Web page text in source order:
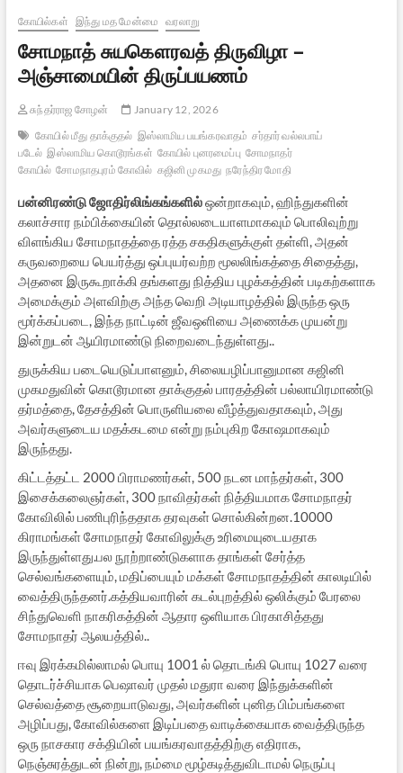
கோயில்கள் இந்து மத மேன்மை வரலாறு
சோமநாத் சுயகௌரவத் திருவிழா –
அஞ்சாமையின் திருப்பயணம்
சுந்தர்ராஜ சோழன்
January 12, 2026
கோயில் மீது தாக்குதல் இஸ்லாமிய பயங்கரவாதம் சர்தார் வல்லபாய்
படேல் இஸ்லாமிய கொடூரங்கள் கோயில் புனரமைப்பு சோமநாதர்
கோயில் சோமநாதபுரம் கோவில் கஜினி முகமது நரேந்திர மோதி
பன்னிரண்டு ஜோதிர்லிங்கங்களில்ஒன்றாகவும், ஹிந்துகளின்
கலாச்சார நம்பிக்கையின் தொல்லடையாளமாகவும் பொலிவுற்று
விளங்கிய சோமநாதத்தை ரத்த சகதிகளுக்குள் தள்ளி, அதன்
கருவறையை பெயர்த்து ஒப்புயர்வற்ற மூலலிங்கத்தை சிதைத்து,
அதனை இருகூறாக்கி தங்களது நித்திய புழக்கத்தின் படிகற்களாக
அமைக்கும் அளவிற்கு அந்த வெறி அடியாழத்தில் இருந்த ஒரு
மூர்க்கப்படை, இந்த நாட்டின் ஜீவஒளியை அணைக்க முயன்று
இன்றுடன் ஆயிரமாண்டு நிறைவடைந்துள்ளது..
துருக்கிய படையெடுப்பாளனும், சிலையழிப்பானுமான கஜினி
முகமதுவின் கொடூரமான தாக்குதல் பாரதத்தின் பல்லாயிரமாண்டு
தர்மத்தை, தேசத்தின் பொருளியலை வீழ்த்துவதாகவும், அது
அவர்களுடைய மதக்கடமை என்று நம்புகிற கோஷமாகவும்
இருந்தது.
கிட்டத்தட்ட 2000 பிராமணர்கள், 500 நடன மாந்தர்கள், 300
இசைக்கலைஞர்கள், 300 நாவிதர்கள் நித்தியமாக சோமநாதர்
கோவிலில் பணிபுரிந்ததாக தரவுகள் சொல்கின்றன.10000
கிராமங்கள் சோமநாதர் கோவிலுக்கு உரிமையுடையதாக
இருந்துள்ளது.பல நூற்றாண்டுகளாக தாங்கள் சேர்த்த
செல்வங்களையும், மதிப்பையும் மக்கள் சோமநாதத்தின் காலடியில்
வைத்திருந்தனர்.கத்தியவாரின் கடல்புறத்தில் ஒலிக்கும் பேரலை
சிந்துவெளி நாகரிகத்தின் ஆதார ஒளியாக பிரகாசித்தது
சோமநாதர் ஆலயத்தில்..
ஈவு இரக்கமில்லாமல் பொயு 1001 ல் தொடங்கி பொயு 1027 வரை
தொடர்ச்சியாக பெஷாவர் முதல் மதுரா வரை இந்துக்களின்
செல்வத்தை சூறையாடுவது, அவர்களின் புனித பிம்பங்களை
அழிப்பது, கோவில்களை இடிப்பதை வாடிக்கையாக வைத்திருந்த
ஒரு நாசகார சக்தியின் பயங்கரவாதத்திற்கு எதிராக,
நெஞ்சுரத்துடன் நின்று, நம்மை மூழ்கடித்துவிடாமல் நெருப்பு